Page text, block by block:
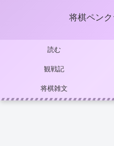
将棋ペン
読む
観戦記
将棋雑文